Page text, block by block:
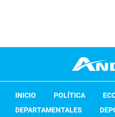
INICIO POLÍTICA
DEPARTAMENTALES